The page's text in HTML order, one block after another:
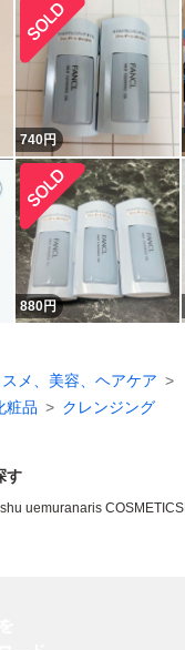
740円
880円
スメ、美容、ヘアケア
粧品
クレンジング
す
shu uemuranaris COSMETICS